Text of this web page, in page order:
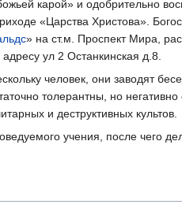
карой» и одобрительно
«Царства Христова».
» на ст.м. Проспект Мира,
ул 2 Останкинская д.8.
человек, они заводят
толерантны, но негативно
и деструктивных культов.
учения, после чего